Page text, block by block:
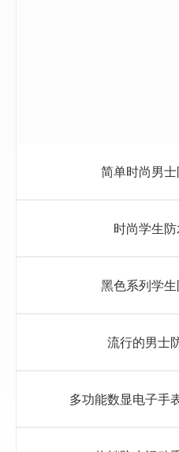
简单时尚男
时尚学生
黑色系列学
流行的男士
多功能数显电子手